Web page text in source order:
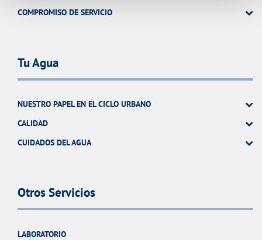
COMPROMISO DE SERVICIO
Tu Agua
NUESTRO PAPEL EN EL CICLO URBANO
CALIDAD
CUIDADOS DEL AGUA
Otros Servicios
LABORATORIO